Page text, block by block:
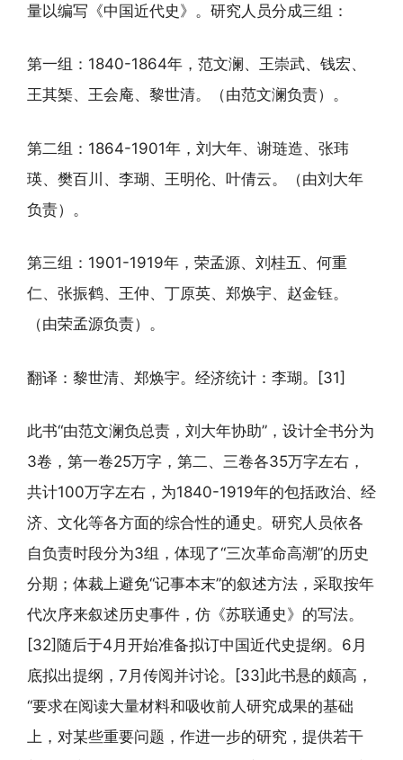
量以编写《中国近代史》。研究人员分成三组：
第一组：1840-1864年，范文澜、王崇武、钱宏、
王其榘、王会庵、黎世清。（由范文澜负责）。
第二组：1864-1901年，刘大年、谢琏造、张玮
瑛、樊百川、李瑚、王明伦、叶倩云。（由刘大年
负责）。
第三组：1901-1919年，荣孟源、刘桂五、何重
仁、张振鹤、王仲、丁原英、郑焕宇、赵金钰。
（由荣孟源负责）。
翻译：黎世清、郑焕宇。经济统计：李瑚。[31]
此书“由范文澜负总责，刘大年协助”，设计全书分为
3卷，第一卷25万字，第二、三卷各35万字左右，
共计100万字左右，为1840-1919年的包括政治、经
济、文化等各方面的综合性的通史。研究人员依各
自负责时段分为3组，体现了“三次革命高潮”的历史
分期；体裁上避免“记事本末”的叙述方法，采取按年
代次序来叙述历史事件，仿《苏联通史》的写法。
[32]随后于4月开始准备拟订中国近代史提纲。6月
底拟出提纲，7月传阅并讨论。[33]此书悬的颇高，
“要求在阅读大量材料和吸收前人研究成果的基础
上，对某些重要问题，作进一步的研究，提供若干